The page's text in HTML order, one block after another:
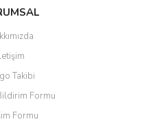
siz yapın!
Yaz
görüntülenemiyor.
bulunuyor.
pahalı.
Takibi
Formu
Formu